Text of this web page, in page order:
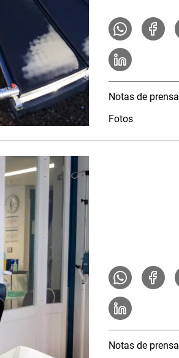
Notas de prensa
Fotos
Notas de prensa